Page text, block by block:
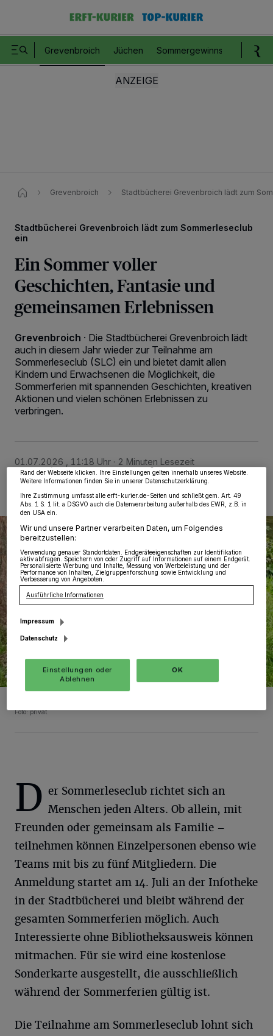
Grevenbroich Jüchen Sommergewinnspiel
Grevenbroich Stadtbücherei Grevenbroich lädt zum
Stadtbücherei Grevenbroich lädt zum Sommerleseclub
ein
Ein Sommer voller
Geschichten, Fantasie und
gemeinsamen Erlebnissen
Grevenbroich · Die Stadtbücherei Grevenbroich lädt
auch in diesem Jahr wieder zur Teilnahme am
Sommerleseclub (SLC) ein und bietet damit allen
Kindern und Erwachsenen die Möglichkeit, die
Sommerferien mit spannenden Geschichten, kreativen
Aktionen und vielen schönen Erlebnissen zu
verbringen.
01.07.2026 , 11:18 Uhr 2 Minuten Lesezeit
Foto: privat
D er Sommerleseclub richtet sich an
Menschen jeden Alters. Ob allein, mit
Freunden oder gemeinsam als Familie –
teilnehmen können Einzelpersonen ebenso wie
Teams mit bis zu fünf Mitgliedern. Die
Anmeldung startet am 14. Juli an der Infotheke
in der Stadtbücherei und bleibt während der
gesamten Sommerferien möglich. Auch
Interessierte ohne Bibliotheksausweis können
mitmachen. Für sie wird eine kostenlose
Sonderkarte ausgestellt, die ausschließlich
während der Sommerferien gültig ist.
Die Teilnahme am Sommerleseclub lohnt sich
wie Browserdaten oder eindeutige Kennungen auf Ihrem Gerät zu. Durch Auswahl
widerrufen, indem Sie auf den Link Einstellungen oder Ablehnen am unteren
Rand der Webseite klicken. Ihre Einstellungen gelten innerhalb unseres Website.
Weitere Informationen finden Sie in unserer Datenschutzerklärung.
Ihre Zustimmung umfasst alle erft-kurier.de-Seiten und schließt gem. Art. 49
Abs. 1 S. 1 lit. a DSGVO auch die Datenverarbeitung außerhalb des EWR, z.B. in
den USA ein.
Wir und unsere Partner verarbeiten Daten, um Folgendes
bereitzustellen:
Verwendung genauer Standortdaten. Endgeräteeigenschaften zur Identifikation
aktiv abfragen. Speichern von oder Zugriff auf Informationen auf einem Endgerät.
Personalisierte Werbung und Inhalte, Messung von Werbeleistung und der
Performance von Inhalten, Zielgruppenforschung sowie Entwicklung und
Verbesserung von Angeboten.
Ausführliche Informationen
Impressum
Datenschutz
Einstellungen oder
Ablehnen
OK